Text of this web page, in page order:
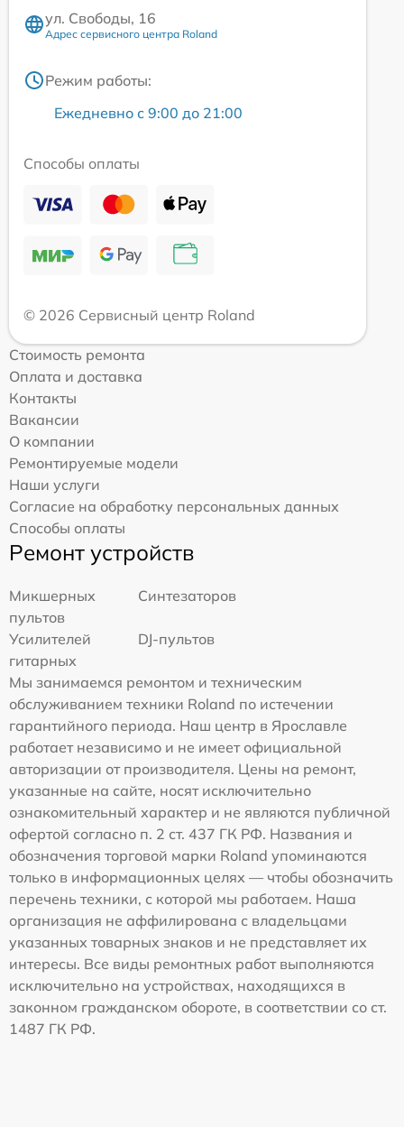
ул. Свободы, 16
Адрес сервисного центра Roland
Режим работы:
Ежедневно с 9:00 до 21:00
Способы оплаты
© 2026 Сервисный центр Roland
Стоимость ремонта
Оплата и доставка
Контакты
Вакансии
О компании
Ремонтируемые модели
Наши услуги
Согласие на обработку персональных данных
Способы оплаты
Ремонт устройств
Микшерных
пультов
Синтезаторов
Усилителей
гитарных
DJ-пультов
Мы занимаемся ремонтом и техническим
обслуживанием техники Roland по истечении
гарантийного периода. Наш центр в Ярославле
работает независимо и не имеет официальной
авторизации от производителя. Цены на ремонт,
указанные на сайте, носят исключительно
ознакомительный характер и не являются публичной
офертой согласно п. 2 ст. 437 ГК РФ. Названия и
обозначения торговой марки Roland упоминаются
только в информационных целях — чтобы обозначить
перечень техники, с которой мы работаем. Наша
организация не аффилирована с владельцами
указанных товарных знаков и не представляет их
интересы. Все виды ремонтных работ выполняются
исключительно на устройствах, находящихся в
законном гражданском обороте, в соответствии со ст.
1487 ГК РФ.